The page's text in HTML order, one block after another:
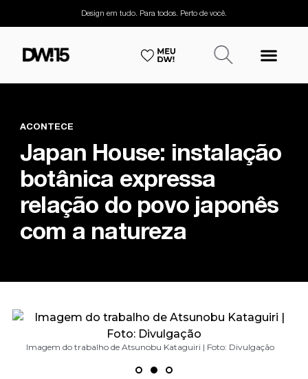
Design em tudo. Para todos. Perto de você.
ACONTECE
Japan House: instalação
botânica expressa
relação do povo japonês
com a natureza
Imagem do trabalho de Atsunobu Kataguiri | Foto: Divulgação
Imagem do trabalho de Atsunobu Kataguiri | Foto: Divulgação
Imagem do trabalho de Atsunobu Kataguiri | Foto: Divulgação
Imagem do trabalho de Atsunobu Kataguiri | Foto: Divulgação
Imagem do trabalho de Atsunobu Kataguiri | Foto: Divulgação